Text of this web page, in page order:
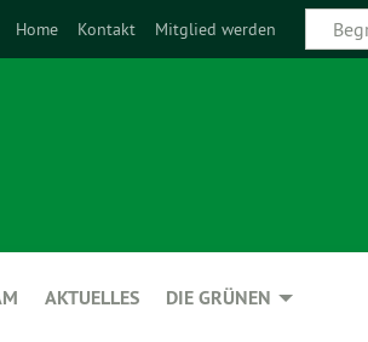
Home Kontakt Mitglied werden
AKTUELLES DIE GRÜNEN